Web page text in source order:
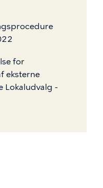
for
eksterne
Lokaludvalg -